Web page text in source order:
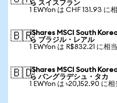
ら スイスフラン
1 EWYon は CHF 131.93 に
🇧🇷iShares MSCI South
ら ブラジル・レアル
1 EWYon は R$832.21 に相当
🇧🇩iShares MSCI South
ら バングラデシュ・タカ
1 EWYon は ৳20,152.90 に相